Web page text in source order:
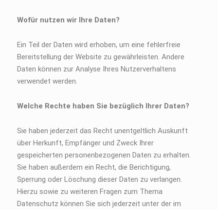
Wofür nutzen wir Ihre Daten?
Ein Teil der Daten wird erhoben, um eine fehlerfreie
Bereitstellung der Website zu gewährleisten. Andere
Daten können zur Analyse Ihres Nutzerverhaltens
verwendet werden.
Welche Rechte haben Sie bezüglich Ihrer Daten?
Sie haben jederzeit das Recht unentgeltlich Auskunft
über Herkunft, Empfänger und Zweck Ihrer
gespeicherten personenbezogenen Daten zu erhalten.
Sie haben außerdem ein Recht, die Berichtigung,
Sperrung oder Löschung dieser Daten zu verlangen.
Hierzu sowie zu weiteren Fragen zum Thema
Datenschutz können Sie sich jederzeit unter der im